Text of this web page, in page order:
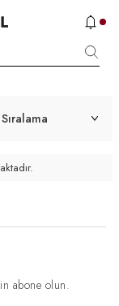
abone olun.